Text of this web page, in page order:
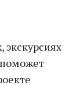
экскурсиях